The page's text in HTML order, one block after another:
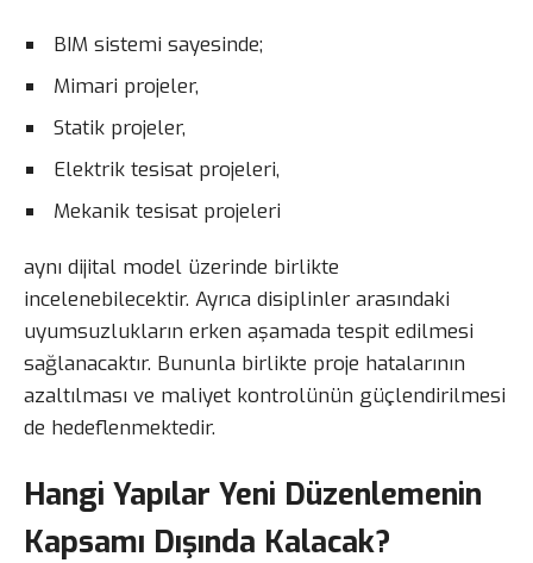
BIM sistemi sayesinde;
Mimari projeler,
Statik projeler,
Elektrik tesisat projeleri,
Mekanik tesisat projeleri
aynı dijital model üzerinde birlikte
incelenebilecektir. Ayrıca disiplinler arasındaki
uyumsuzlukların erken aşamada tespit edilmesi
sağlanacaktır. Bununla birlikte proje hatalarının
azaltılması ve maliyet kontrolünün güçlendirilmesi
de hedeflenmektedir.
Hangi Yapılar Yeni Düzenlemenin
Kapsamı Dışında Kalacak?